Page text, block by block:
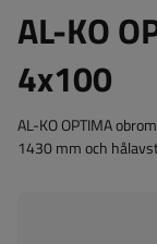
AL-KO
4x100
AL-KO OPTIMA
1430 mm och